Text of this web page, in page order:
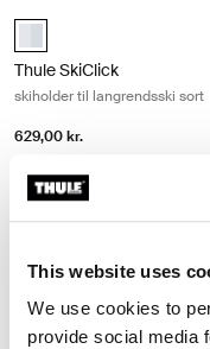
This website uses
We use cookies to
provide social media
aluminium (selected)
Thule SkiClick
skiholder til langrendsski sort
629,00 kr.
Thule box ski carrier
adapter til skiholder 694-6 sort